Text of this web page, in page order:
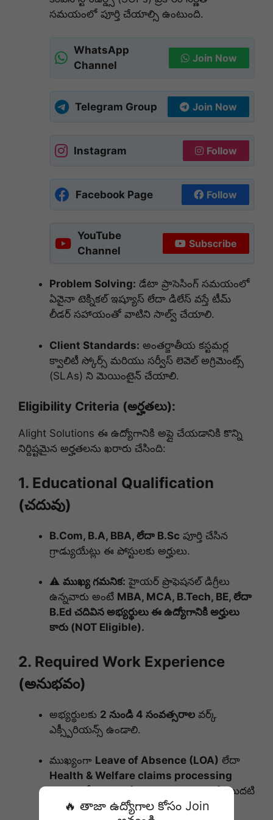
సమయంలో పూర్తి చేయాల్సి ఉంటుంది.
WhatsApp
Channel
Join Now
Telegram Group Join Now
Instagram Follow
Facebook Page Follow
YouTube
Channel
Subscribe
Problem Solving: డేటా ప్రాసెసింగ్ సమయంలో
ఏవైనా టెక్నికల్ ఇష్యూస్ లేదా డిలేస్ వస్తే టీమ్
లీడర్ సహాయంతో వాటిని సాల్వ్ చేయాలి.
Client Standards: అంతర్జాతీయ కస్టమర్ల
క్వాలిటీ స్కోర్స్ మరియు సర్వీస్ లెవెల్ అగ్రిమెంట్స్
(SLAs) ని మెయింటైన్ చేయాలి.
Eligibility Criteria (అర్హతలు):
Alight Solutions ఈ ఉద్యోగానికి అప్లై చేయడానికి కొన్ని
నిర్దిష్టమైన అర్హతలను ఖరారు చేసింది:
1. Educational Qualification
(చదువు)
B.Com, B.A, BBA, లేదా B.Sc పూర్తి చేసిన
గ్రాడ్యుయేట్లు ఈ పోస్టులకు అర్హులు.
⚠️ ముఖ్య గమనిక: హైయర్ ప్రొఫెషనల్ డిగ్రీలు
ఉన్నవారు అంటే MBA, MCA, B.Tech, BE, లేదా
B.Ed చదివిన అభ్యర్థులు ఈ ఉద్యోగానికి అర్హులు
కారు (NOT Eligible).
2. Required Work Experience
(అనుభవం)
అభ్యర్థులకు 2 నుండి 4 సంవత్సరాల వర్క్
ఎక్స్పీరియన్స్ ఉండాలి.
ముఖ్యంగా Leave of Absence (LOA) లేదా
Health & Welfare claims processing
విభాగంలో మునుపటి అనుభవం ఉన్నవారికి మొదటి
ప్రాధాన్యత ఇస్తారు.
🔥 తాజా ఉద్యోగాల కోసం Join